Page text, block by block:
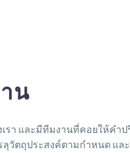
น
และมีทีมงานที่คอยให้คำป
ตถุประสงค์ตามกำหนด แล